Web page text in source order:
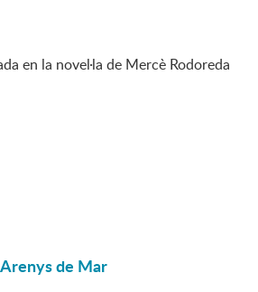
en la novel·la de Mercè Rodoreda
de Mar